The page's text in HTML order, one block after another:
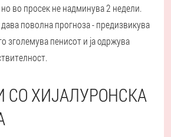
но во просек не надминува 2 недели.
поволна прогноза - предизвикува
зголемува пенисот и ја одржува
СО ХИЈАЛУРОНСКА